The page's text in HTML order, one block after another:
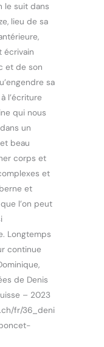
le suit dans
lieu de sa
écrivain
et de son
sa
l’écriture
qui nous
un
beau
corps et
et
et
l’on peut
Longtemps
continue
de Denis
– 2023
fr/36_deni